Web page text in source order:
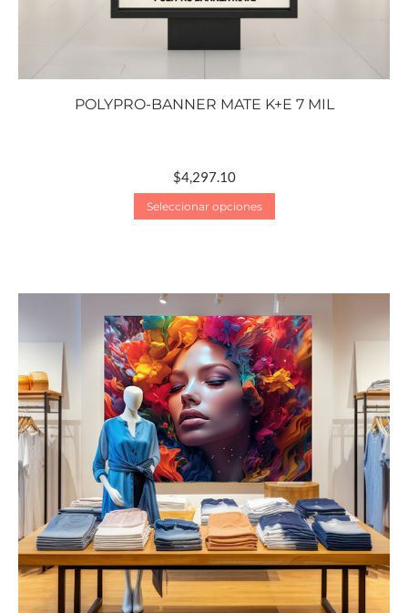
POLYPRO-BANNER MATE K+E 7 MIL
$4,297.10
Seleccionar opciones